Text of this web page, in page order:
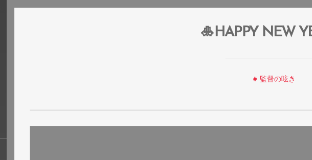
🎍HAPPY NEW
監督の呟き